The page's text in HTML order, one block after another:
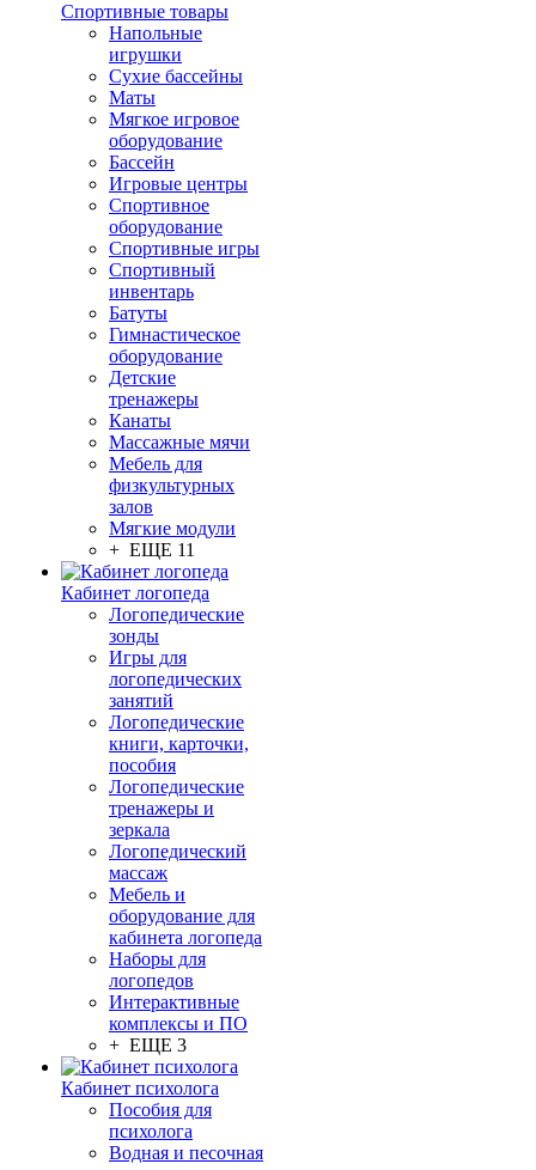
Спортивные товары
Напольные
игрушки
Сухие бассейны
Маты
Мягкое игровое
оборудование
Бассейн
Игровые центры
Спортивное
оборудование
Спортивные игры
Спортивный
инвентарь
Батуты
Гимнастическое
оборудование
Детские
тренажеры
Канаты
Массажные мячи
Мебель для
физкультурных
залов
Мягкие модули
+ ЕЩЕ 11
Кабинет логопеда
Логопедические
зонды
Игры для
логопедических
занятий
Логопедические
книги, карточки,
пособия
Логопедические
тренажеры и
зеркала
Логопедический
массаж
Мебель и
оборудование для
кабинета логопеда
Наборы для
логопедов
Интерактивные
комплексы и ПО
+ ЕЩЕ 3
Кабинет психолога
Пособия для
психолога
Водная и песочная